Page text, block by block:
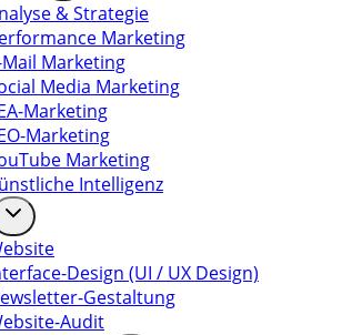
& Strategie
Marketing
Mail Marketing
Media Marketing
Marketing
Marketing
Marketing
Intelligenz
Design (UI / UX Design)
Gestaltung
Audit